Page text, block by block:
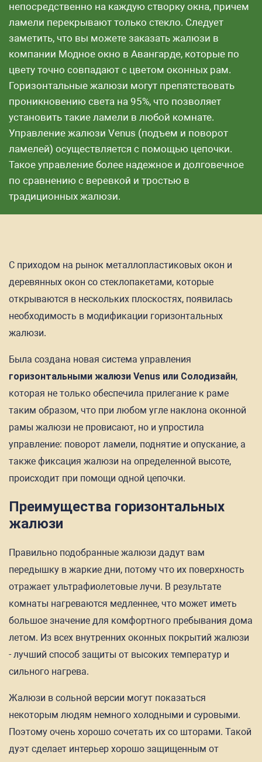
непосредственно на каждую створку окна, причем
ламели перекрывают только стекло. Следует
заметить, что вы можете заказать жалюзи в
компании Модное окно в Авангарде, которые по
цвету точно совпадают с цветом оконных рам.
Горизонтальные жалюзи могут препятствовать
проникновению света на 95%, что позволяет
установить такие ламели в любой комнате.
Управление жалюзи Venus (подъем и поворот
ламелей) осуществляется с помощью цепочки.
Такое управление более надежное и долговечное
по сравнению с веревкой и тростью в
традиционных жалюзи.
С приходом на рынок металлопластиковых окон и
деревянных окон со стеклопакетами, которые
открываются в нескольких плоскостях, появилась
необходимость в модификации горизонтальных
жалюзи.
Была создана новая система управления
горизонтальными жалюзи Venus или Солодизайн,
которая не только обеспечила прилегание к раме
таким образом, что при любом угле наклона оконной
рамы жалюзи не провисают, но и упростила
управление: поворот ламели, поднятие и опускание, а
также фиксация жалюзи на определенной высоте,
происходит при помощи одной цепочки.
Преимущества горизонтальных
жалюзи
Правильно подобранные жалюзи дадут вам
передышку в жаркие дни, потому что их поверхность
отражает ультрафиолетовые лучи. В результате
комнаты нагреваются медленнее, что может иметь
большое значение для комфортного пребывания дома
летом. Из всех внутренних оконных покрытий жалюзи
- лучший способ защиты от высоких температур и
сильного нагрева.
Жалюзи в сольной версии могут показаться
некоторым людям немного холодными и суровыми.
Поэтому очень хорошо сочетать их со шторами. Такой
дуэт сделает интерьер хорошо защищенным от